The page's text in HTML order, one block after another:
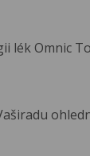
lék Omnic